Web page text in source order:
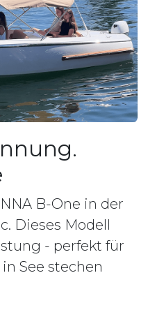
B-One in der
Dieses Modell
- perfekt für
See stechen